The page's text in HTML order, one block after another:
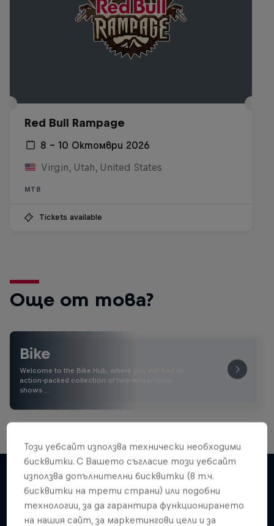
Red Bull Rampage
8 – 10 Октомври 2026
Virgin, Utah, United States
MTB
Tickets available
Още от това?
Bike
Welcome to the Bike Hub, where you will find an
action-packed collection of two-wheel films,
shows …
Подобни
Този уебсайт използва технически необходими
бисквитки. С Вашето съгласие този уебсайт
използва допълнителни бисквитки (в т.ч.
бисквитки на трети страни) или подобни
технологии, за да гарантира функционирането
на нашия сайт, за маркетингови цели и за